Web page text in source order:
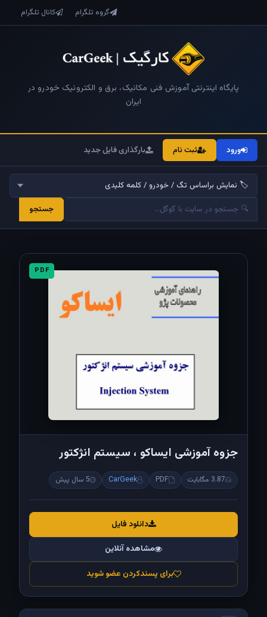
گروه تلگرام کانال تلگرام
پایگاه اینترنتی آموزش فنی مکانیک، برق و الکترونیک خودرو در
ایران
ورود ثبت نام بارگذاری فایل جدید
جستجو
PDF
جزوه آموزشی ایساکو ، سیستم انژکتور
3.87 مگابایت PDF
CarGeek 5 سال پیش
دانلود فایل
مشاهده آنلاین
برای پسندکردن عضو شوید